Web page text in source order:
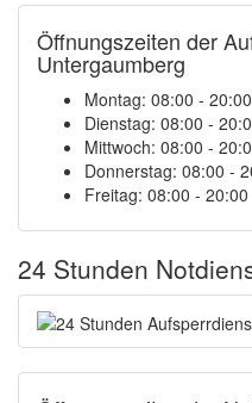
Öffnungszeiten der
Untergaumberg
Montag: 08:00 - 20:00
Dienstag: 08:00 -
Mittwoch: 08:00 -
Donnerstag: 08:00 -
Freitag: 08:00 - 20:00
24 Stunden